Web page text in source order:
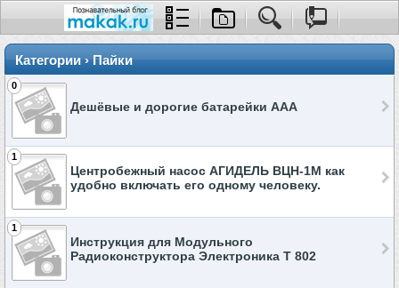
Категории › Пайки
0
Дешёвые и дорогие батарейки ААА
1
Центробежный насос АГИДЕЛЬ ВЦН-1М как
удобно включать его одному человеку.
1
Инструкция для Модульного
Радиоконструктора Электроника Т 802